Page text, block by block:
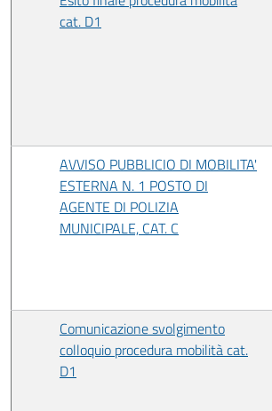
cat. D1
AVVISO PUBBLICIO DI MOBILITA'
ESTERNA N. 1 POSTO DI
AGENTE DI POLIZIA
MUNICIPALE, CAT. C
Comunicazione svolgimento
colloquio procedura mobilità cat.
D1